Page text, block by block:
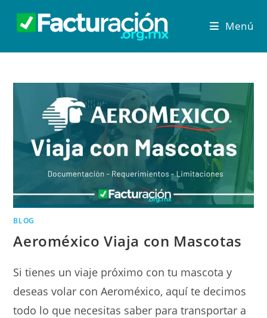
Menú
BLOG
Aeroméxico Viaja con Mascotas
Si tienes un viaje próximo con tu mascota y
deseas volar con Aeroméxico, aquí te decimos
todo lo que necesitas saber para transportar a